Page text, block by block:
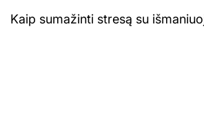
Kaip sumažinti stresą su